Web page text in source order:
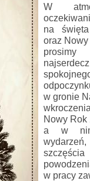
W
na
oraz
w gronie
Nowy Rok
a w
wydarzeń,
w pracy